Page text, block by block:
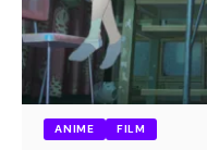
ANIME FILM